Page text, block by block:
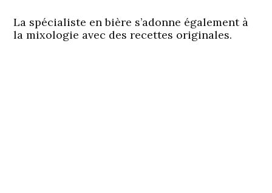
La spécialiste en bière s’adonne également à
la mixologie avec des recettes originales.